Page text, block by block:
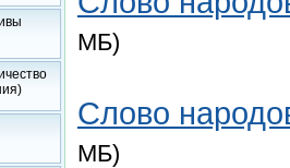
МБ)
Слово
МБ)